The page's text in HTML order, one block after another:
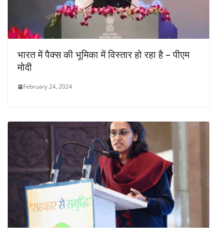
भारत में पैक्स की भूमिका में विस्तार हो रहा है – पीएम
मोदी
February 24, 2024